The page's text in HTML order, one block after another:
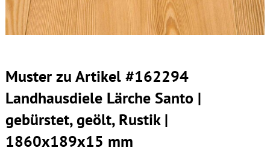
Muster zu Artikel #162294
Landhausdiele Lärche Santo |
gebürstet, geölt, Rustik |
1860x189x15 mm